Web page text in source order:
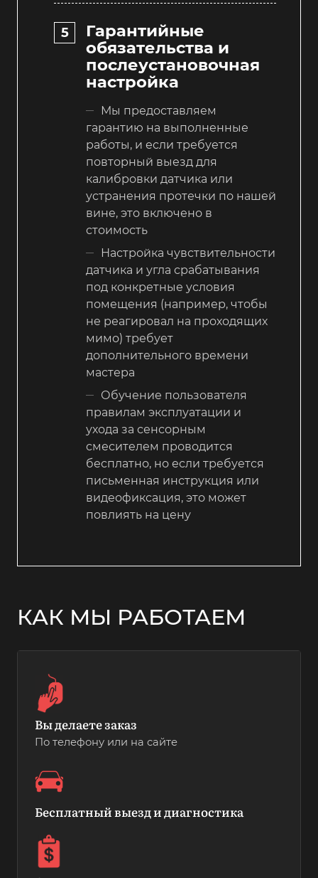
Гарантийные
обязательства и
послеустановочная
настройка
Мы предоставляем
гарантию на выполненные
работы, и если требуется
повторный выезд для
калибровки датчика или
устранения протечки по нашей
вине, это включено в
стоимость
Настройка чувствительности
датчика и угла срабатывания
под конкретные условия
помещения (например, чтобы
не реагировал на проходящих
мимо) требует
дополнительного времени
мастера
Обучение пользователя
правилам эксплуатации и
ухода за сенсорным
смесителем проводится
бесплатно, но если требуется
письменная инструкция или
видеофиксация, это может
повлиять на цену
КАК МЫ РАБОТАЕМ
Вы делаете заказ
По телефону или на сайте
Бесплатный выезд и диагностика